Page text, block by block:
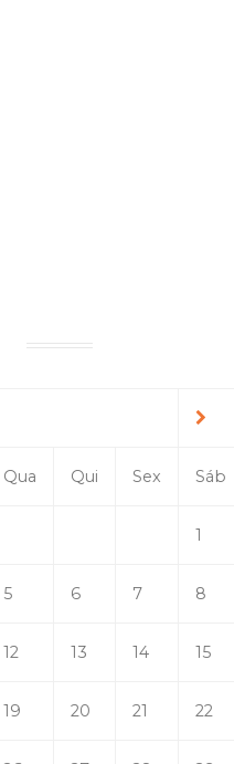
Qua Qui Sex Sáb
1
5 6 7 8
12 13 14 15
19 20 21 22